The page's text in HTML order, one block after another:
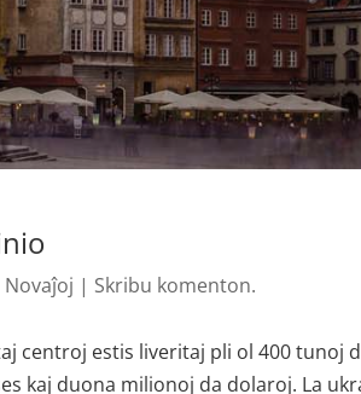
Novaĵoj | Skribu komenton.
centroj estis liveritaj pli ol 400 tunoj
kaj duona milionoj da dolaroj. La